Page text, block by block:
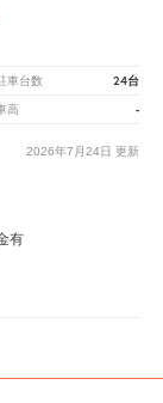
車台数 24台
高 -
2026年7月24日 更新
有